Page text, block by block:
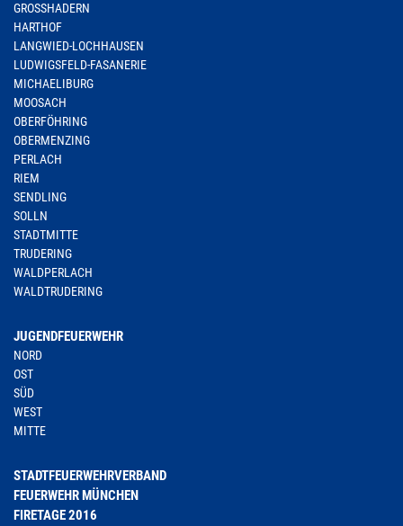
GROSSHADERN
HARTHOF
LANGWIED-LOCHHAUSEN
LUDWIGSFELD-FASANERIE
MICHAELIBURG
MOOSACH
OBERFÖHRING
OBERMENZING
PERLACH
RIEM
SENDLING
SOLLN
STADTMITTE
TRUDERING
WALDPERLACH
WALDTRUDERING
JUGENDFEUERWEHR
NORD
OST
SÜD
WEST
MITTE
STADTFEUERWEHRVERBAND
FEUERWEHR MÜNCHEN
FIRETAGE 2016